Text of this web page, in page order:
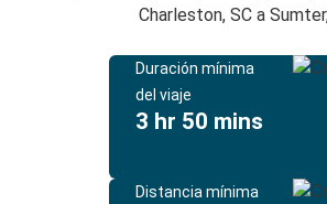
Charleston, SC a
Duración mínima
del viaje
3 hr 50 mins
Distancia mínima